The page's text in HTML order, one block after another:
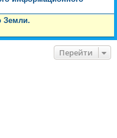
Земли.
Перейти